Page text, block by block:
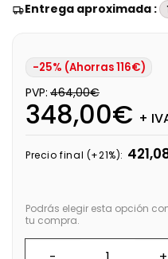
Entrega aproximada :
-25% (Ahorras 116€)
PVP: 464,00€
348,00€ +
Precio final (+21%):
Podrás elegir esta opción
tu compra.